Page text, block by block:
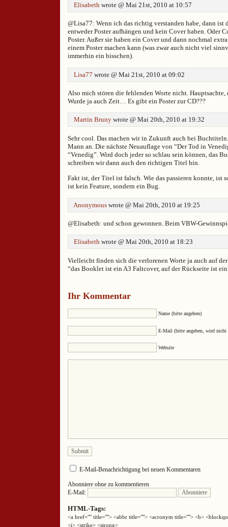
Elisabeth wrote @ Mai 21st, 2010 at 10:57
@Lisa77: Wenn ich das richtig verstanden habe, dann ist
entweder Poster aufhängen und kein Cover haben. Oder
Poster. Außer sie haben ein Cover und dann nochmal
einem Poster machen kann (was zwar auch nicht viel
immerhin ein bisschen).
Lisa77 wrote @ Mai 21st, 2010 at 09:02
Also mich stören die fehlenden Worte nicht.
Wurde ja auch Zeit… Es gibt ein Poster zur CD???
Martin Bruny wrote @ Mai 20th, 2010 at 19:32
Sehr cool. Das machen wir in Zukunft auch bei
Mann an. Die nächste Neuauflage von “Der Tod in
“Venedig”. Wird doch jeder so schlau sein können, das
schreiben wir dann auch den richtigen Titel hin.
Fakt ist, der Titel ist falsch. Wie das passieren konnte, ist
ist kein Feature, sondern ein Bug.
Anonymous wrote @ Mai 20th, 2010 at 19:25
@Elisabeth: und schon gewonnen. Beim VBW-
Elisabeth wrote @ Mai 20th, 2010 at 18:23
Vielleicht finden sich die verlorenen Worte ja auch auf
“das Booklet ist ein A3 Faltcover, auf der Rückseite ist ein
Ihr Kommentar
Name (bitte angeben)
E-Mail (bitte angeben, wird nicht
Website
E-Mail-Benachrichtigung bei neuen Kommentaren
Abonniere ohne zu kommentieren
E-Mail:
HTML-Tags:
<a href="" title=""> <abbr title=""> <acronym title=""> <b>
<i> <strike> <strong>